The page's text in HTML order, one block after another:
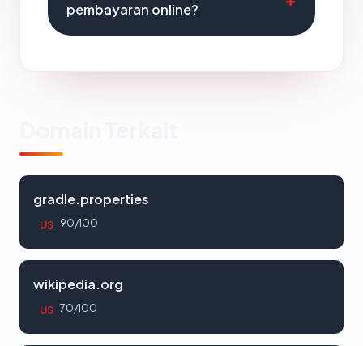
pembayaran online?
gradle.properties
US 90/100
wikipedia.org
US 70/100